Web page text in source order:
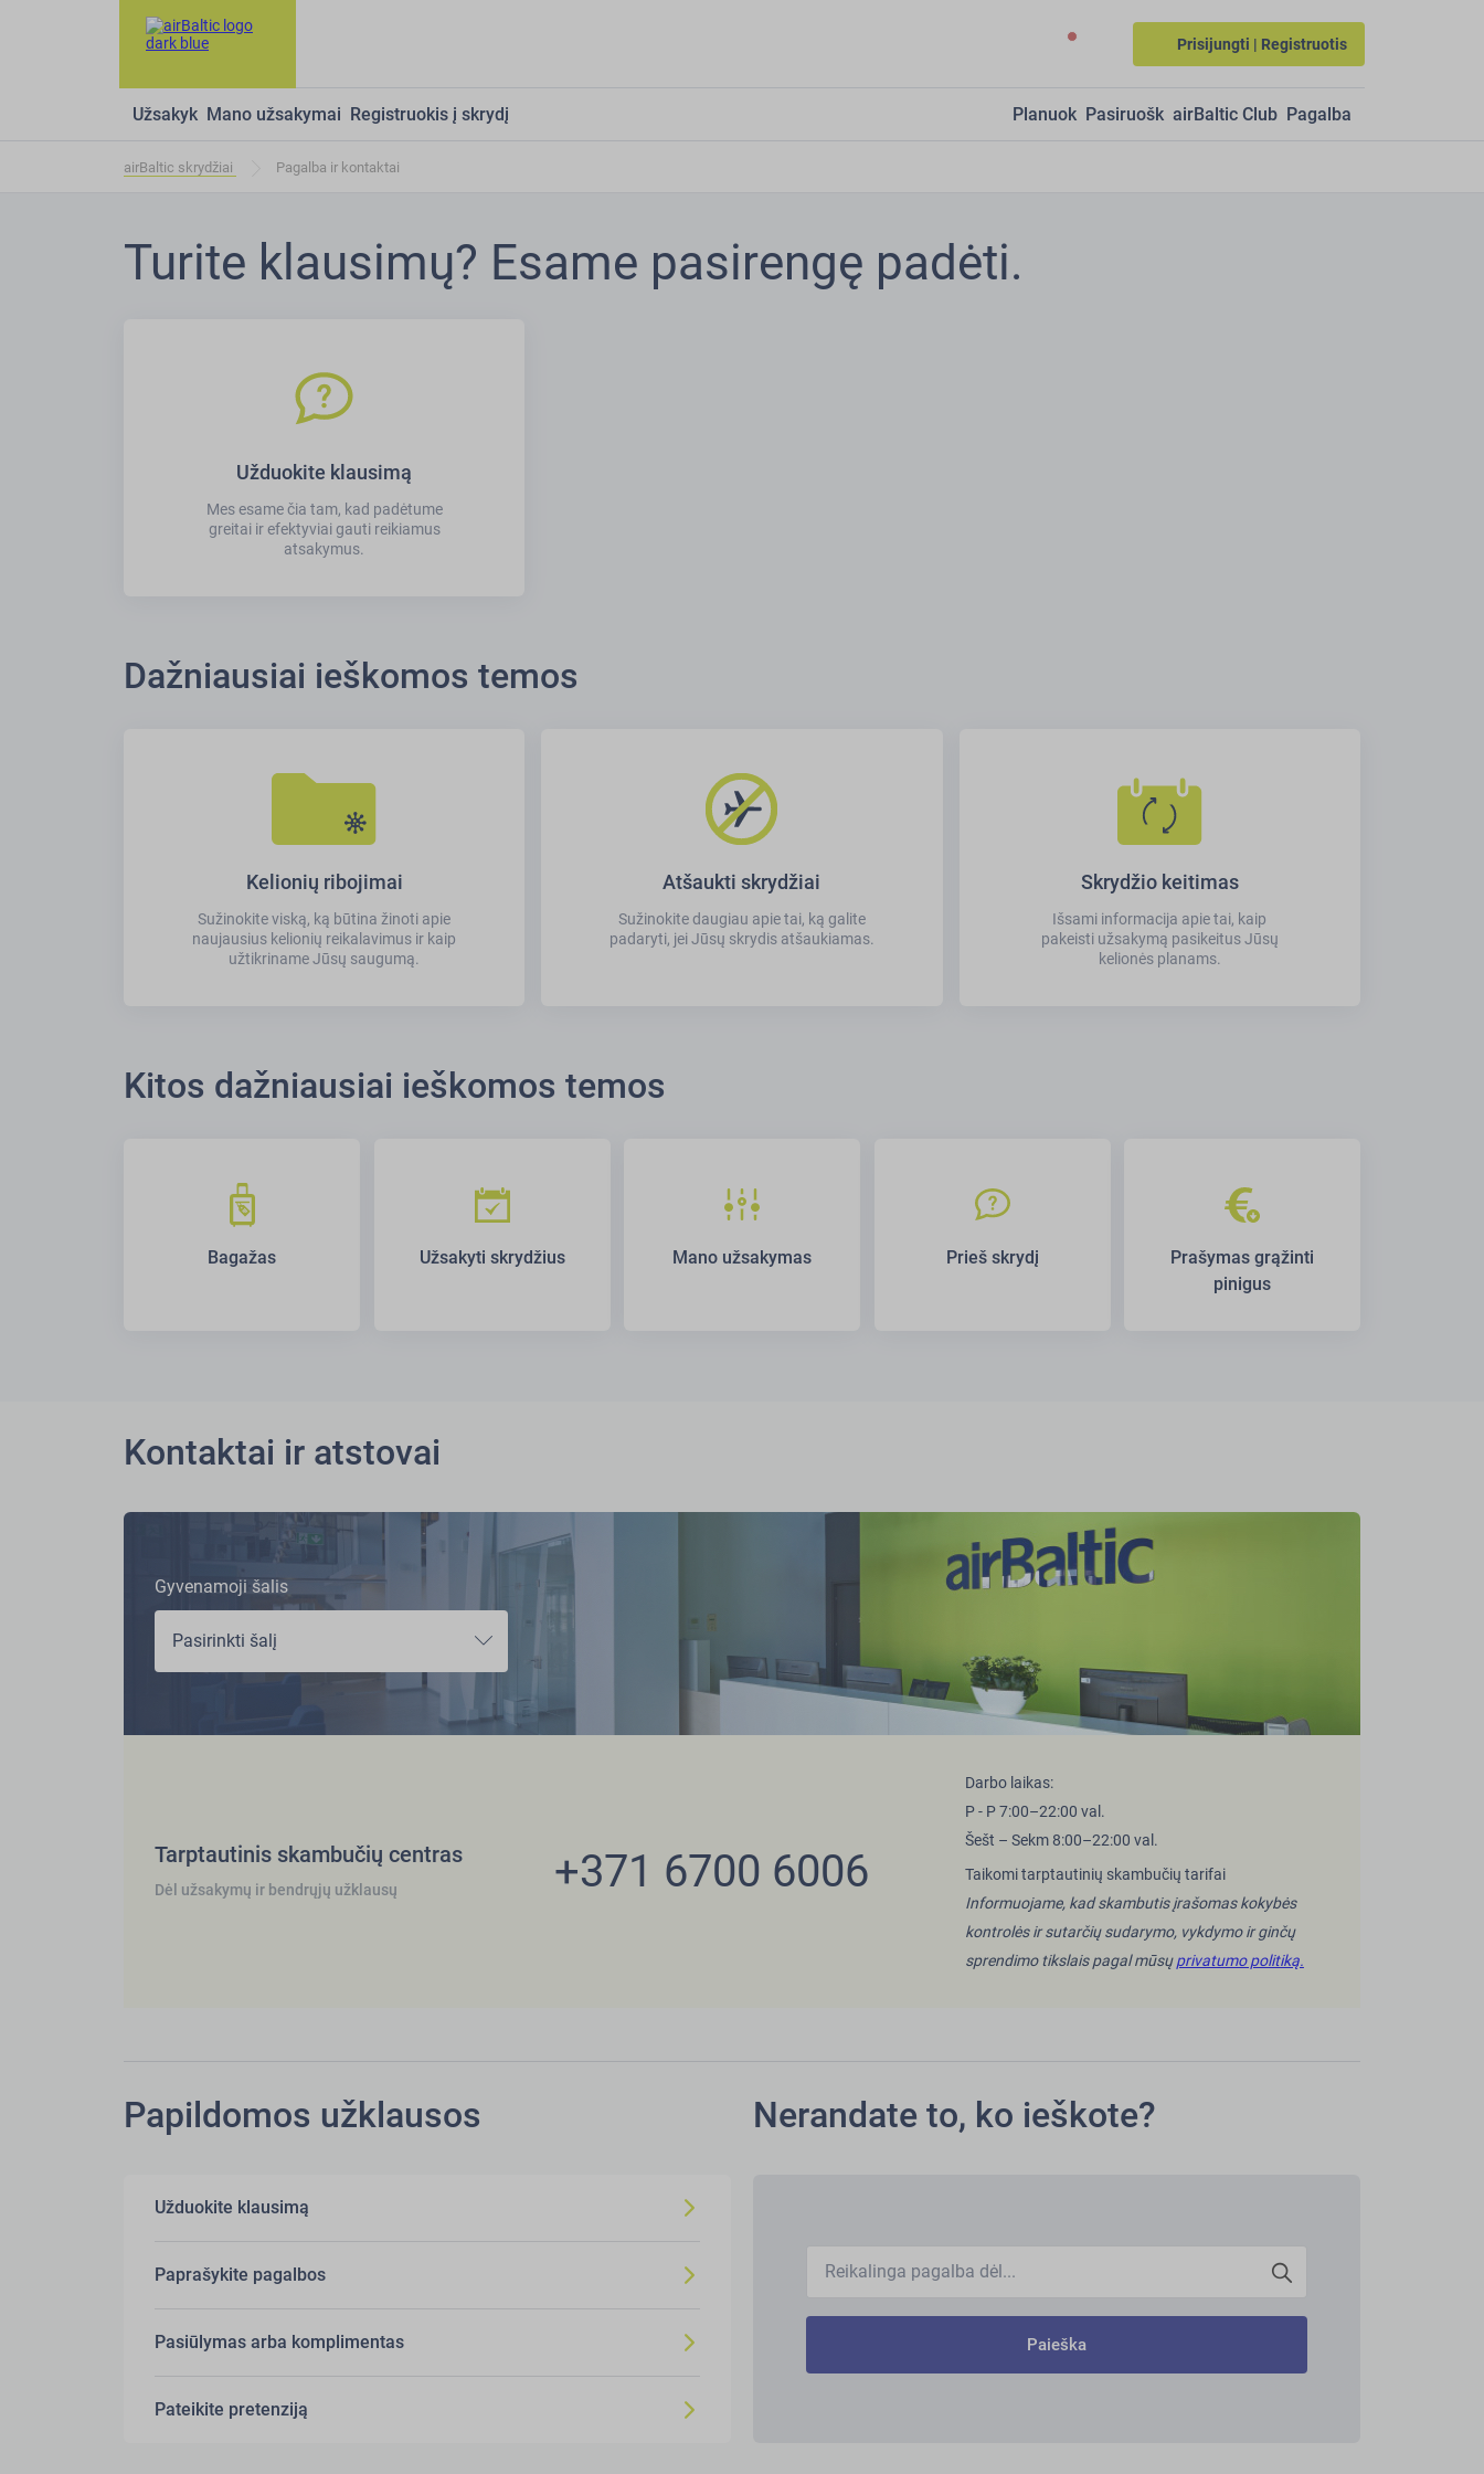
Prisijungti | Registruotis
Užsakyk Mano užsakymai Registruokis į skrydį Planuok Pasiruošk airBaltic Club Pagalba
airBaltic skrydžiai Pagalba ir kontaktai
Turite klausimų? Esame pasirengę padėti.
Užduokite klausimą
Mes esame čia tam, kad padėtume
greitai ir efektyviai gauti reikiamus
atsakymus.
Dažniausiai ieškomos temos
Kelionių ribojimai
Sužinokite viską, ką būtina žinoti apie
naujausius kelionių reikalavimus ir kaip
užtikriname Jūsų saugumą.
Atšaukti skrydžiai
Sužinokite daugiau apie tai, ką galite
padaryti, jei Jūsų skrydis atšaukiamas.
Skrydžio keitimas
Išsami informacija apie tai, kaip
pakeisti užsakymą pasikeitus Jūsų
kelionės planams.
Kitos dažniausiai ieškomos temos
Bagažas Užsakyti skrydžius Mano užsakymas Prieš skrydį
Prašymas grąžinti
pinigus
Kontaktai ir atstovai
Gyvenamoji šalis
Pasirinkti šalį
Tarptautinis skambučių centras
Dėl užsakymų ir bendrųjų užklausų +371 6700 6006
Darbo laikas:
P - P 7:00–22:00 val.
Šešt – Sekm 8:00–22:00 val.
Taikomi tarptautinių skambučių tarifai
Informuojame, kad skambutis įrašomas kokybės
kontrolės ir sutarčių sudarymo, vykdymo ir ginčų
sprendimo tikslais pagal mūsųprivatumo politiką.
Papildomos užklausos
Užduokite klausimą
Paprašykite pagalbos
Pasiūlymas arba komplimentas
Pateikite pretenziją
Nerandate to, ko ieškote?
Reikalinga pagalba dėl...
Paieška